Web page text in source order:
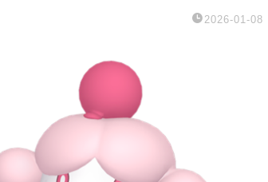
2026-01-08